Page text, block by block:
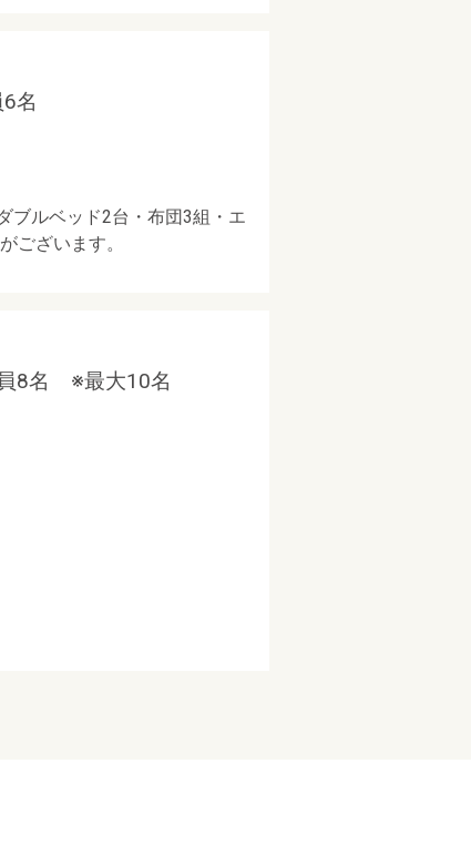
名
ブルベッド2台・布団3組・エ
ございます。
8名 ※最大10名